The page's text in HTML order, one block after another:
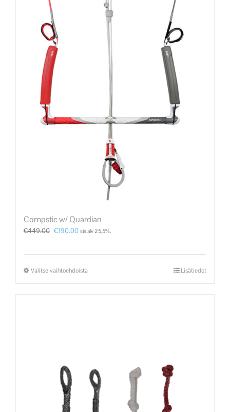
Compstic w/ Quardian
€449.00 €190.00 sis alv 25,5%.
Valitse vaihtoehdoista Lisätiedot